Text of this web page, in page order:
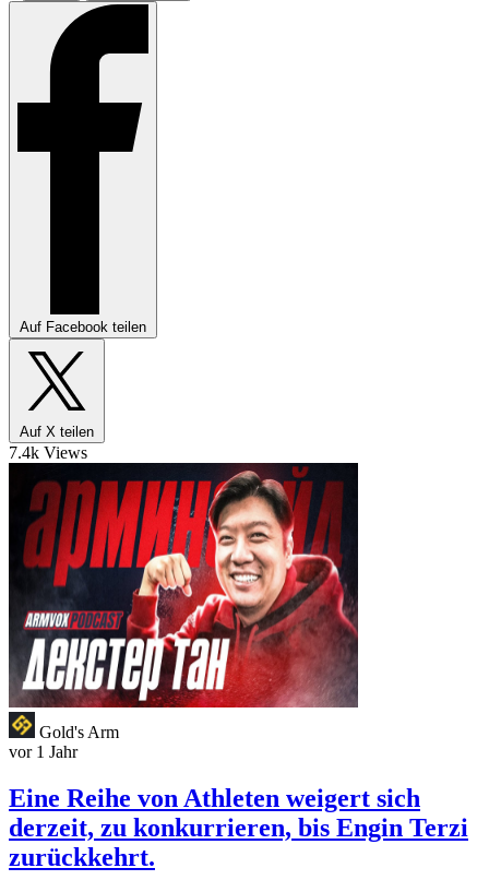
Auf Facebook teilen
Auf X teilen
7.4k Views
Gold's Arm
vor 1 Jahr
Eine Reihe von Athleten weigert sich
derzeit, zu konkurrieren, bis Engin Terzi
zurückkehrt.